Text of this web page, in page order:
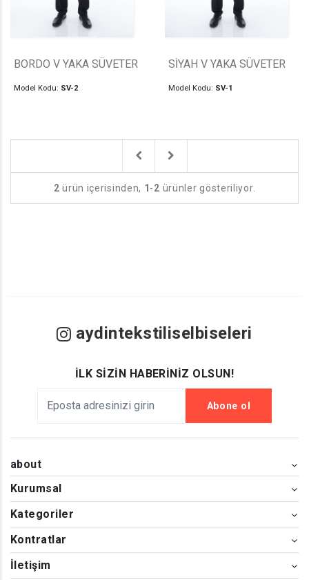
BORDO V YAKA SÜVETER
Model Kodu: SV-2
SİYAH V YAKA SÜVETER
Model Kodu: SV-1
PreviousNext
2 ürün içerisinden, 1 -2 ürünler gösteriliyor.
aydintekstiliselbiseleri
İLK SİZİN HABERİNİZ OLSUN!
Abone ol
about
Kurumsal
Kategoriler
Kontratlar
İletişim